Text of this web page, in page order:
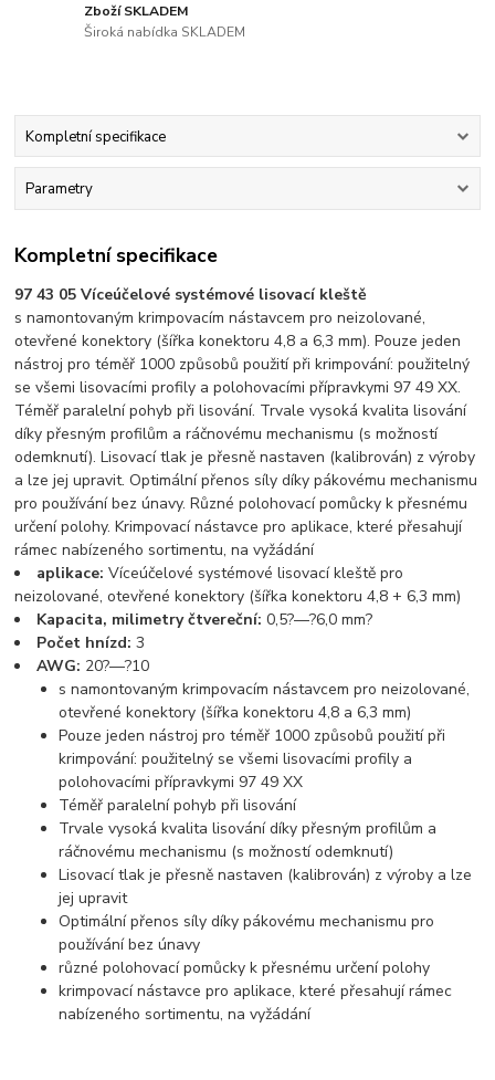
Zboží SKLADEM
Široká nabídka SKLADEM
Kompletní specifikace
Parametry
Kompletní specifikace
97 43 05 Víceúčelové systémové lisovací kleště
s namontovaným krimpovacím nástavcem pro neizolované,
otevřené konektory (šířka konektoru 4,8 a 6,3 mm). Pouze jeden
nástroj pro téměř 1000 způsobů použití při krimpování: použitelný
se všemi lisovacími profily a polohovacími přípravkymi 97 49 XX.
Téměř paralelní pohyb při lisování. Trvale vysoká kvalita lisování
díky přesným profilům a ráčnovému mechanismu (s možností
odemknutí). Lisovací tlak je přesně nastaven (kalibrován) z výroby
a lze jej upravit. Optimální přenos síly díky pákovému mechanismu
pro používání bez únavy. Různé polohovací pomůcky k přesnému
určení polohy. Krimpovací nástavce pro aplikace, které přesahují
rámec nabízeného sortimentu, na vyžádání
aplikace:Víceúčelové systémové lisovací kleště pro
neizolované, otevřené konektory (šířka konektoru 4,8 + 6,3 mm)
Kapacita, milimetry čtvereční:0,5?—?6,0 mm?
Počet hnízd:3
AWG: 20?—?10
s namontovaným krimpovacím nástavcem pro neizolované,
otevřené konektory (šířka konektoru 4,8 a 6,3 mm)
Pouze jeden nástroj pro téměř 1000 způsobů použití při
krimpování: použitelný se všemi lisovacími profily a
polohovacími přípravkymi 97 49 XX
Téměř paralelní pohyb při lisování
Trvale vysoká kvalita lisování díky přesným profilům a
ráčnovému mechanismu (s možností odemknutí)
Lisovací tlak je přesně nastaven (kalibrován) z výroby a lze
jej upravit
Optimální přenos síly díky pákovému mechanismu pro
používání bez únavy
různé polohovací pomůcky k přesnému určení polohy
krimpovací nástavce pro aplikace, které přesahují rámec
nabízeného sortimentu, na vyžádání